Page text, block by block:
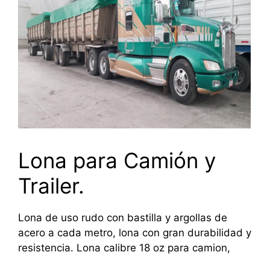
Lona para Camión y
Trailer.
Lona de uso rudo con bastilla y argollas de
acero a cada metro, lona con gran durabilidad y
resistencia. Lona calibre 18 oz para camion,